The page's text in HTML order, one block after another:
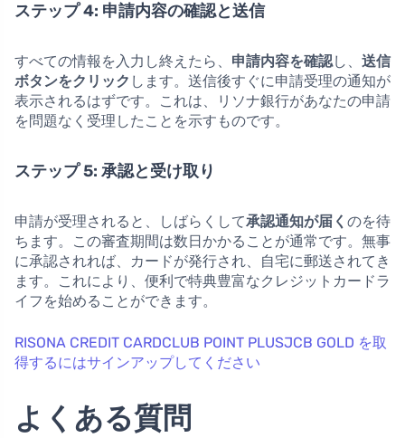
ステップ 4: 申請内容の確認と送信
すべての情報を入力し終えたら、 申請内容を確認し、 送信
ボタンをクリック します。送信後すぐに申請受理の通知が
表示されるはずです。これは、リソナ銀行があなたの申請
を問題なく受理したことを示すものです。
ステップ 5: 承認と受け取り
申請が受理されると、しばらくして承認通知が届く のを待
ちます。この審査期間は数日かかることが通常です。無事
に承認されれば、カードが発行され、自宅に郵送されてき
ます。これにより、便利で特典豊富なクレジットカードラ
イフを始めることができます。
RISONA CREDIT CARDCLUB POINT PLUSJCB GOLD を取
得するにはサインアップしてください
よくある質問